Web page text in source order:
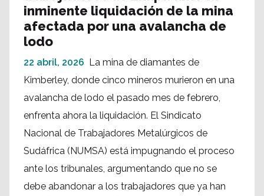
inminente liquidación de la mina
afectada por una avalancha de
lodo
22 abril, 2026 La mina de diamantes de
Kimberley, donde cinco mineros murieron en una
avalancha de lodo el pasado mes de febrero,
enfrenta ahora la liquidación. El Sindicato
Nacional de Trabajadores Metalúrgicos de
Sudáfrica (NUMSA) está impugnando el proceso
ante los tribunales, argumentando que no se
debe abandonar a los trabajadores que ya han